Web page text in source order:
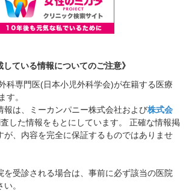
している情報についてのご注意》
科専門医(日本小児外科学会)が在籍する医療
す。
報は、ミーカンパニー株式会社および株式会
した情報をもとにしています。 正確な情報掲
が、内容を完全に保証するものではありませ
を受診される場合は、事前に必ず該当の医院
。